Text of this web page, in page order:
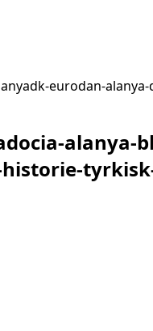
eurodan-
alanya-